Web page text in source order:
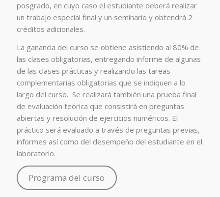
posgrado, en cuyo caso el estudiante deberá realizar
un trabajo especial final y un seminario y obtendrá 2
créditos adicionales.
La ganancia del curso se obtiene asistiendo al 80% de
las clases obligatorias, entregando informe de algunas
de las clases prácticas y realizando las tareas
complementarias obligatorias que se indiquen a lo
largo del curso. Se realizará también una prueba final
de evaluación teórica que consistirá en preguntas
abiertas y resolución de ejercicios numéricos. El
práctico será evaluado a través de preguntas previas,
informes así como del desempeño del estudiante en el
laboratorio.
Programa del curso